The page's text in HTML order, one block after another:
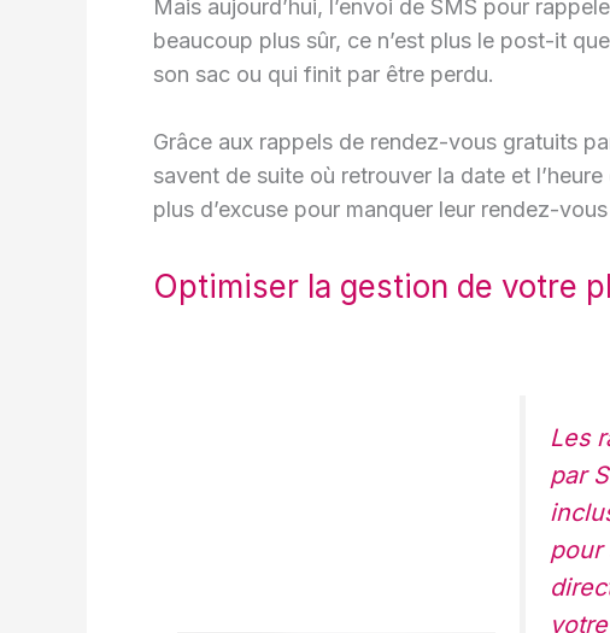
Mais aujourd’hui, l’envoi de SMS pour
beaucoup plus sûr, ce n’est plus le post-it
son sac ou qui finit par être perdu.
Grâce aux rappels de rendez-vous gratuits
savent de suite où retrouver la date et
plus d’excuse pour manquer leur rendez-
Optimiser la gestion de votre
Les
par
pour